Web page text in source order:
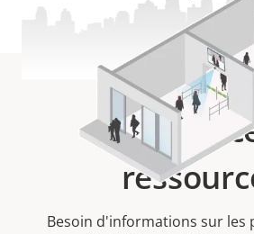
Besoin d'informations sur les